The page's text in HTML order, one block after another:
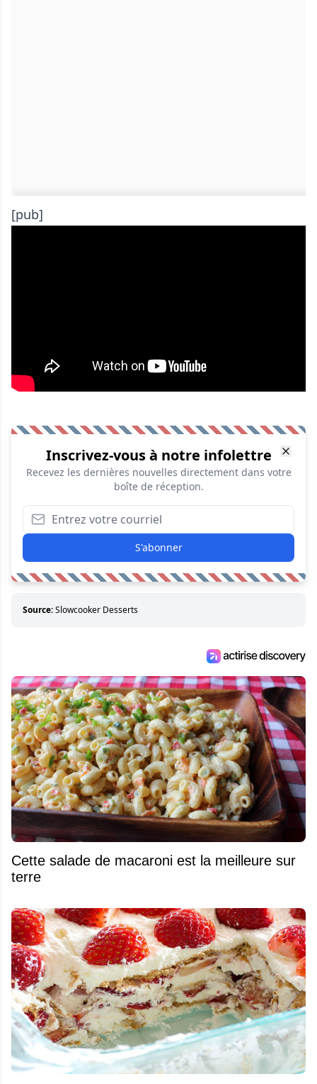
[pub]
Inscrivez-vous à notre infolettre
Recevez les dernières nouvelles directement dans votre
boîte de réception.
S'abonner
Source:Slowcooker Desserts
Cette salade de macaroni est la meilleure sur
terre